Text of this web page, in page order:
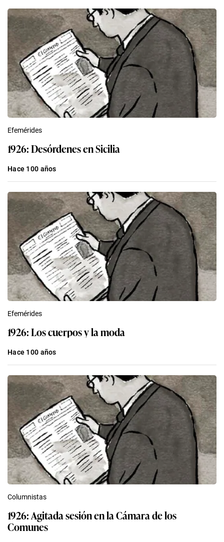
Efemérides
1926: Desórdenes en Sicilia
Hace 100 años
Efemérides
1926: Los cuerpos y la moda
Hace 100 años
Columnistas
1926: Agitada sesión en la Cámara de los
Comunes